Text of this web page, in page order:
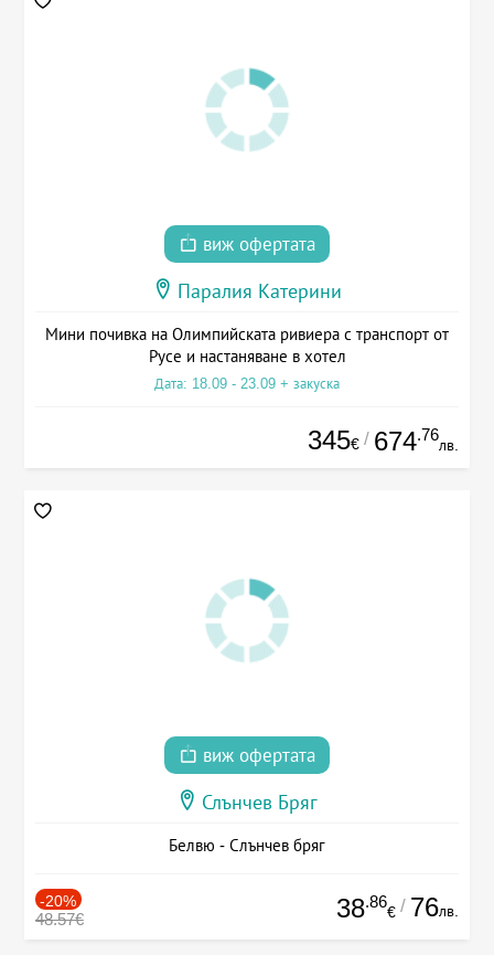
виж офертата
Паралия Катерини
Мини почивка на Олимпийската ривиера с транспорт от
Русе и настаняване в хотел
Дата: 18.09 - 23.09 + закуска
345€ / 674.76
лв.
виж офертата
Слънчев Бряг
Белвю - Слънчев бряг
-20%
48.57€ 38.86
€ / 76лв.